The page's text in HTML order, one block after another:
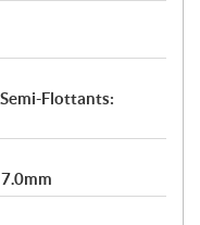
Flottants: